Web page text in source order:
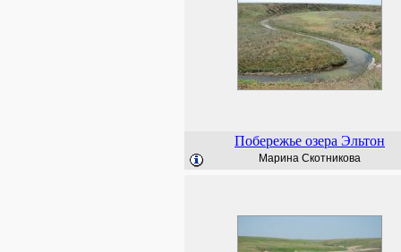
Побережье озера Эльтон
Марина Скотникова